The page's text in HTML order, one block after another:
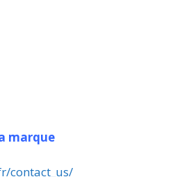
marque
contact_us/